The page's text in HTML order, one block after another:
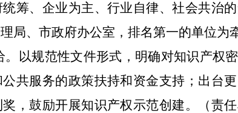
筹、企业为主、行业自律、社会共治
局、市政府办公室，排名第一的单位为
。以规范性文件形式，明确对知识产权
共服务的政策扶持和资金支持；出台
，鼓励开展知识产权示范创建。（责